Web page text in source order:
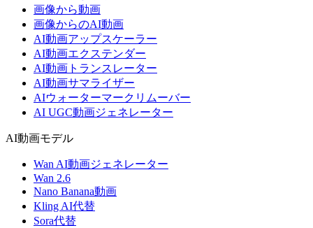
画像から動画
画像からのAI動画
AI動画アップスケーラー
AI動画エクステンダー
AI動画トランスレーター
AI動画サマライザー
AIウォーターマークリムーバー
AI UGC動画ジェネレーター
AI動画モデル
Wan AI動画ジェネレーター
Wan 2.6
Nano Banana動画
Kling AI代替
Sora代替